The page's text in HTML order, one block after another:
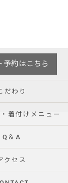
予約はこちら
だわり
着付けメニュー
Q＆A
クセス